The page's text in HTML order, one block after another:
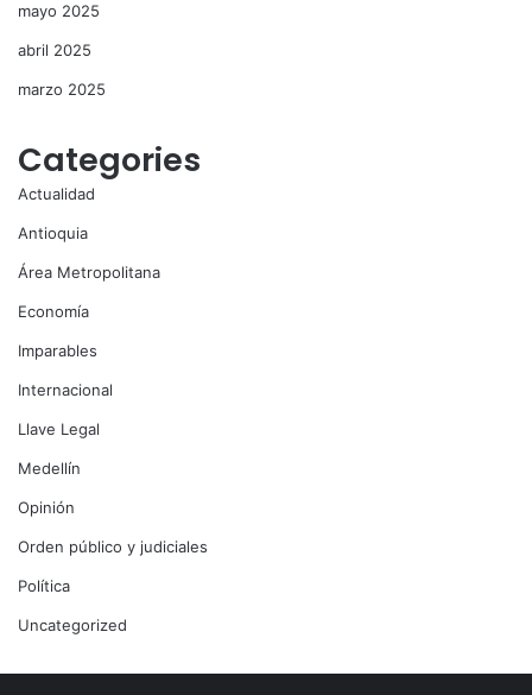
mayo 2025
abril 2025
marzo 2025
Categories
Actualidad
Antioquia
Área Metropolitana
Economía
Imparables
Internacional
Llave Legal
Medellín
Opinión
Orden público y judiciales
Política
Uncategorized